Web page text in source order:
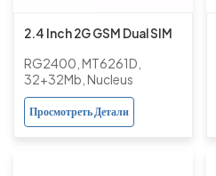
2.4 Inch 2G GSM Dual SIM
Phone with TF Card
Support Multi-languages
RG2400, MT6261D,
32+32Mb, Nucleus
Просмотреть Детали